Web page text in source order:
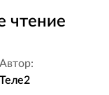
чтение
Автор:
Теле2